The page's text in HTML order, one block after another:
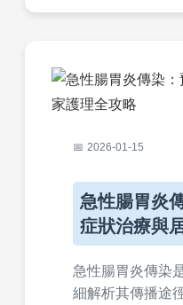
2026-01-15
急性腸胃炎
症狀治療與
急性腸胃炎傳染
細解析其傳播途